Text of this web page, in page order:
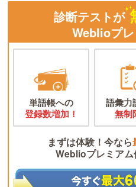
診断テストが
Weblioプ
単語帳への
登録数増加！
語彙力
無制
まずは体験！今なら
Weblioプレミアム